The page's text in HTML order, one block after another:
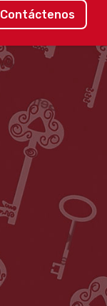
Contáctenos